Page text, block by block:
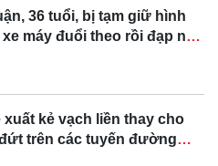
36 tuổi, bị tạm giữ hình
máy đuổi theo rồi đạp ngã
xuất kẻ vạch liền thay cho
trên các tuyến đường